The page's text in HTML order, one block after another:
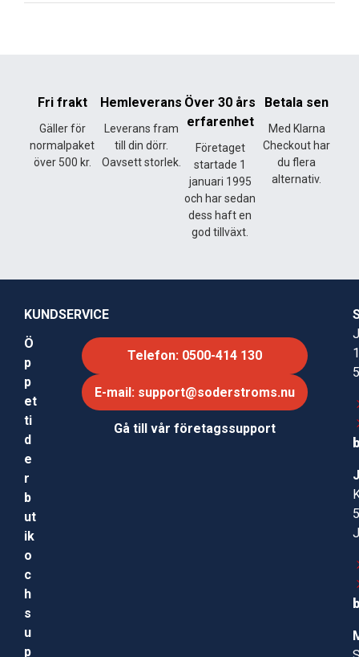
Fri frakt
Gäller för
normalpaket
över 500 kr.
Hemleverans
Leverans fram
till din dörr.
Oavsett storlek.
Över 30 års
erfarenhet
Företaget
startade 1
januari 1995
och har sedan
dess haft en
god tillväxt.
Betala sen
Med Klarna
Checkout har
du flera
alternativ.
KUNDSERVICE
Ö
p
p
et
ti
d
e
r
b
ut
ik
o
c
h
s
u
p
Telefon: 0500-414 130
E-mail: support@soderstroms.nu
Gå till vår företagssupport